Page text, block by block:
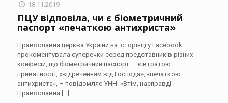
18.11.2019
ПЦУ відповіла, чи є біометричний
паспорт «печаткою антихриста»
Православна церква України на сторінці у Facebook
прокоментувала суперечки серед представників різних
конфесій, що біометричний паспорт — є втратою
приватності, «відреченням від Господа», «печаткою
антихриста», – повідомляє УНН. «Втім, насправді
Православна […]